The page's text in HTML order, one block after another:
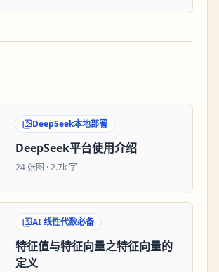
DeepSeek本地部署
DeepSeek平台使用介绍
24 张图 ·2.7k 字
AI 线性代数必备
特征值与特征向量之特征向量的
定义